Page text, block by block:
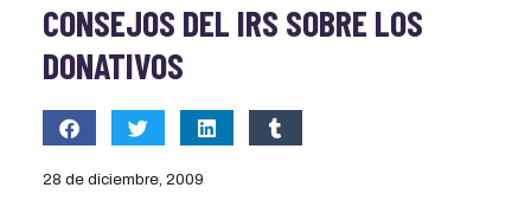
CONSEJOS DEL IRS SOBRE LOS
DONATIVOS
28 de diciembre, 2009